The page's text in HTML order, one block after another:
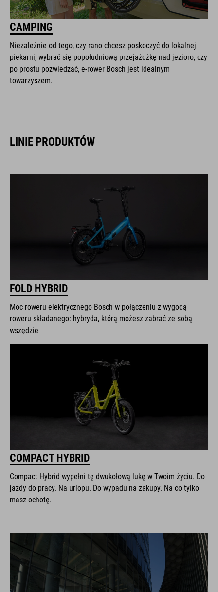
CAMPING
Niezależnie od tego, czy rano chcesz poskoczyć do lokalnej
piekarni, wybrać się popołudniową przejażdżkę nad jezioro, czy
po prostu pozwiedzać, e-rower Bosch jest idealnym
towarzyszem.
LINIE PRODUKTÓW
FOLD HYBRID
Moc roweru elektrycznego Bosch w połączeniu z wygodą
roweru składanego: hybryda, którą możesz zabrać ze sobą
wszędzie
COMPACT HYBRID
Compact Hybrid wypełni tę dwukołową lukę w Twoim życiu. Do
jazdy do pracy. Na urlopu. Do wypadu na zakupy. Na co tylko
masz ochotę.